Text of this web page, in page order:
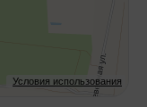
Условия использования